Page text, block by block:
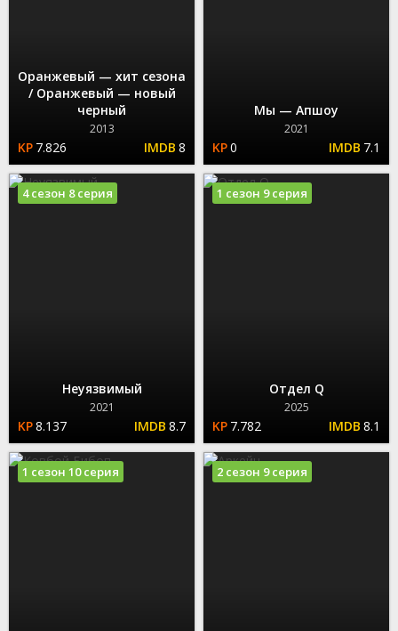
Оранжевый — хит сезона
/ Оранжевый — новый
черный
2013
7.826 8
Мы — Апшоу
2021
0 7.1
Неуязвимый
2021
8.137 8.7
4 сезон 8 серия
Отдел Q
2025
7.782 8.1
1 сезон 9 серия
1 сезон 10 серия 2 сезон 9 серия